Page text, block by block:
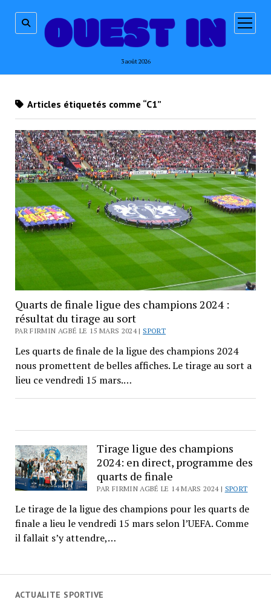
3 août 2026
ouvrir
menu
ACTUALITE SPORTIVE
Articles étiquetés comme “C1”
Quarts de finale ligue des champions 2024 :
résultat du tirage au sort
PAR FIRMIN AGBÉ LE 15 MARS 2024 | SPORT
Les quarts de finale de la ligue des champions 2024
nous promettent de belles affiches. Le tirage au sort a
lieu ce vendredi 15 mars.…
Tirage ligue des champions
2024: en direct, programme des
quarts de finale
PAR FIRMIN AGBÉ LE 14 MARS 2024 | SPORT
Le tirage de la ligue des champions pour les quarts de
finale a lieu le vendredi 15 mars selon l’UEFA. Comme
il fallait s’y attendre,…